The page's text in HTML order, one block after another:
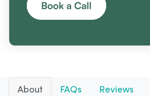
About FAQs Reviews